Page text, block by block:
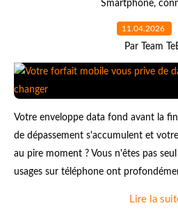
Smartphone,
11.04.2026
Par Team
Votre enveloppe data fond avant la
de dépassement s'accumulent et
au pire moment ? Vous n'êtes pas
usages sur téléphone ont
Lire la